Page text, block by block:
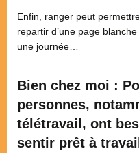
Enfin, ranger peut
repartir d’une page
une journée…
Bien chez moi :
personnes,
télétravail, ont
sentir prêt à